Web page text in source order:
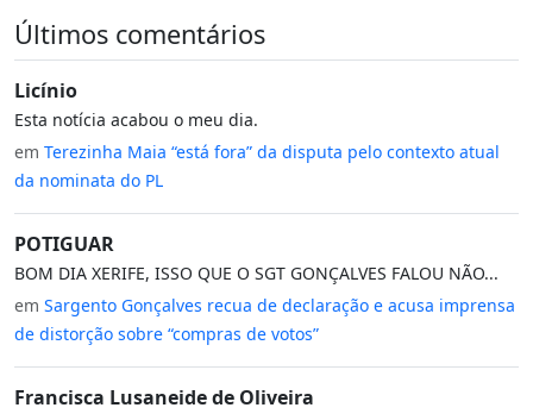
Últimos comentários
Licínio
Esta notícia acabou o meu dia.
em Terezinha Maia “está fora” da disputa pelo contexto atual
da nominata do PL
POTIGUAR
BOM DIA XERIFE, ISSO QUE O SGT GONÇALVES FALOU NÃO...
em Sargento Gonçalves recua de declaração e acusa imprensa
de distorção sobre “compras de votos”
Francisca Lusaneide de Oliveira